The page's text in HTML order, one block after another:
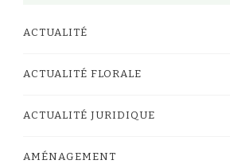
ACTUALITÉ
ACTUALITÉ FLORALE
ACTUALITÉ JURIDIQUE
AMÉNAGEMENT